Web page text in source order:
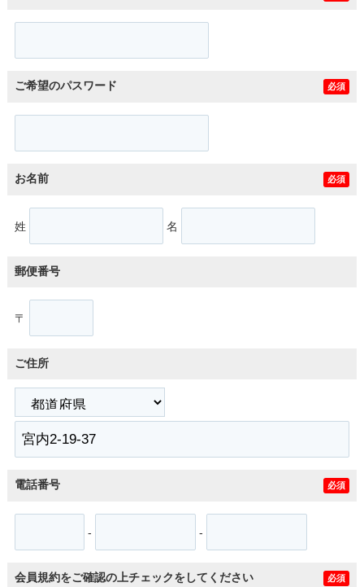
ご希望のパスワード 必須
お名前 必須
姓 名
郵便番号
〒
ご住所
電話番号 必須
- -
会員規約をご確認の上チェックをしてください 必須